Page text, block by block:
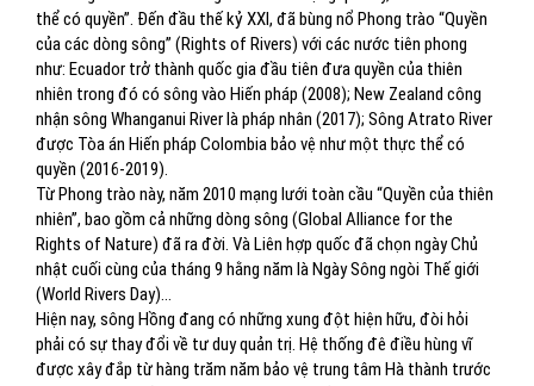
thể có quyền”. Đến đầu thế kỷ XXI, đã bùng nổ Phong trào “Quyền
của các dòng sông” (Rights of Rivers) với các nước tiên phong
như: Ecuador trở thành quốc gia đầu tiên đưa quyền của thiên
nhiên trong đó có sông vào Hiến pháp (2008); New Zealand công
nhận sông Whanganui River là pháp nhân (2017); Sông Atrato River
được Tòa án Hiến pháp Colombia bảo vệ như một thực thể có
quyền (2016-2019).
Từ Phong trào này, năm 2010 mạng lưới toàn cầu “Quyền của thiên
nhiên”, bao gồm cả những dòng sông (Global Alliance for the
Rights of Nature) đã ra đời. Và Liên hợp quốc đã chọn ngày Chủ
nhật cuối cùng của tháng 9 hằng năm là Ngày Sông ngòi Thế giới
(World Rivers Day)…
Hiện nay, sông Hồng đang có những xung đột hiện hữu, đòi hỏi
phải có sự thay đổi về tư duy quản trị. Hệ thống đê điều hùng vĩ
được xây đắp từ hàng trăm năm bảo vệ trung tâm Hà thành trước